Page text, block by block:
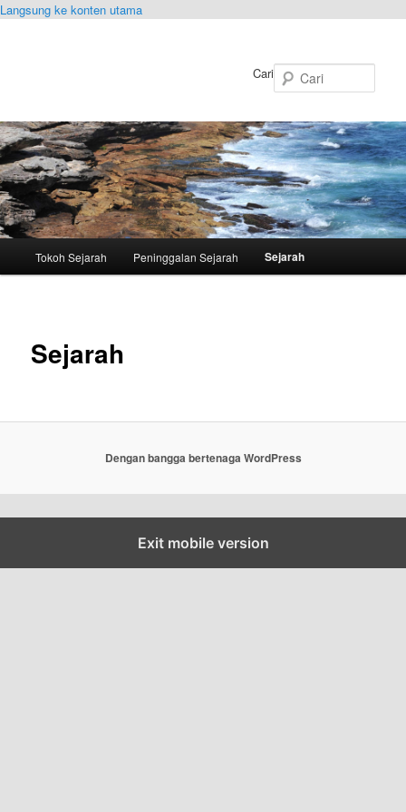
Langsung ke konten utama
Cari
Tokoh Sejarah Peninggalan Sejarah Sejarah
Sejarah
Dengan bangga bertenaga WordPress
Exit mobile version